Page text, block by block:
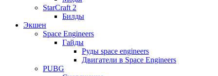
StarCraft 2
Билды
Экшен
Space Engineers
Гайды
Руды space engineers
Двигатели в Space Engineers
PUBG